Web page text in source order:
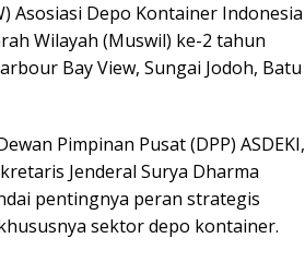
Asosiasi Depo Kontainer Indonesia
Wilayah (Muswil) ke-2 tahun
Bay View, Sungai Jodoh, Batu
Pimpinan Pusat (DPP) ASDEKI,
Jenderal Surya Dharma
pentingnya peran strategis
sektor depo kontainer.